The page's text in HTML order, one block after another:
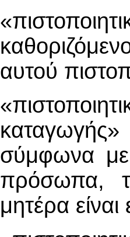
αυτού
καταγωγής»
σύμφωνα με
πρόσωπα,
μητέρα είναι